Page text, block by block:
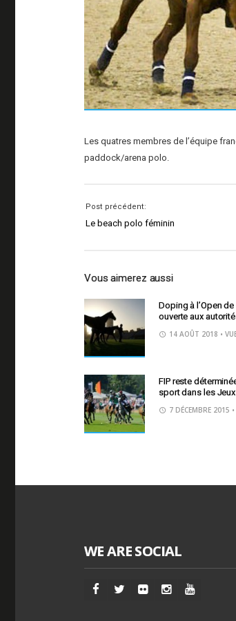
Les quatres membres de l’équipe
paddock/arena polo.
Post précédent:
Le beach polo féminin
Vous aimerez aussi
Doping à l’Open
ouverte aux
14 AOÛT 2018 •
FIP reste
sport dans les
7 DÉCEMBRE 2015
WE ARE SOCIAL